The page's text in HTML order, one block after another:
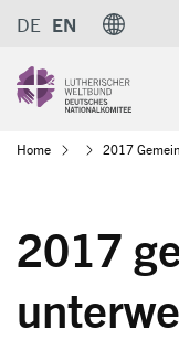
Skip
main
content
DE EN
Home 2017
2017